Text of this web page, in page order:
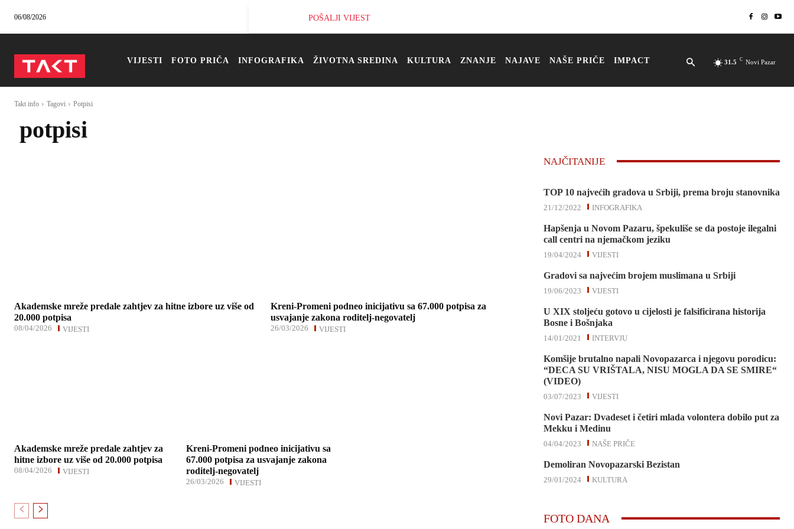
06/08/2026 POŠALJI VIJEST
VIJESTI FOTO PRIČA INFOGRAFIKA ŽIVOTNA SREDINA KULTURA ZNANJE NAJAVE NAŠE PRIČE IMPACT 31.5 C Novi Pazar
Takt info Tagovi Potpisi
potpisi
Akademske mreže predale zahtjev za hitne izbore uz više od
20.000 potpisa
VIJESTI
08/04/2026
Kreni-Promeni podneo inicijativu sa 67.000 potpisa za
usvajanje zakona roditelj-negovatelj
VIJESTI
26/03/2026
Akademske mreže predale zahtjev za
hitne izbore uz više od 20.000 potpisa
VIJESTI
08/04/2026
Kreni-Promeni podneo inicijativu sa
67.000 potpisa za usvajanje zakona
roditelj-negovatelj
VIJESTI
26/03/2026
NAJČITANIJE
TOP 10 najvećih gradova u Srbiji, prema broju stanovnika
INFOGRAFIKA
21/12/2022
Hapšenja u Novom Pazaru, špekuliše se da postoje ilegalni
call centri na njemačkom jeziku
VIJESTI
19/04/2024
Gradovi sa najvećim brojem muslimana u Srbiji
VIJESTI
19/06/2023
U XIX stoljeću gotovo u cijelosti je falsificirana historija
Bosne i Bošnjaka
INTERVJU
14/01/2021
Komšije brutalno napali Novopazarca i njegovu porodicu:
“DECA SU VRIŠTALA, NISU MOGLA DA SE SMIRE“
(VIDEO)
VIJESTI
03/07/2023
Novi Pazar: Dvadeset i četiri mlada volontera dobilo put za
Mekku i Medinu
NAŠE PRIČE
04/04/2023
Demoliran Novopazarski Bezistan
KULTURA
29/01/2024
FOTO DANA